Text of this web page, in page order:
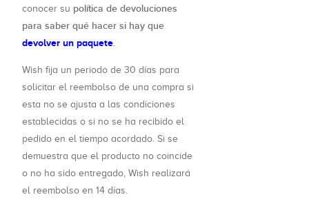
conocer su política de devoluciones
para saber qué hacer si hay que
devolver un paquete.
Wish fija un periodo de 30 días para
solicitar el reembolso de una compra si
esta no se ajusta a las condiciones
establecidas o si no se ha recibido el
pedido en el tiempo acordado. Si se
demuestra que el producto no coincide
o no ha sido entregado, Wish realizará
el reembolso en 14 días.